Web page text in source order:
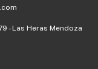
- Las Heras Mendoza